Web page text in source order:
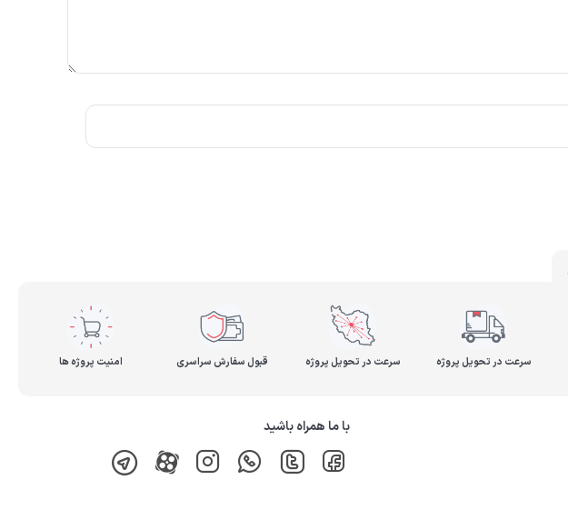
سرعت در تحویل پروژه سرعت در تحویل پروژه قبول سفارش سراسری امنیت پروژه ها
با ما همراه باشید